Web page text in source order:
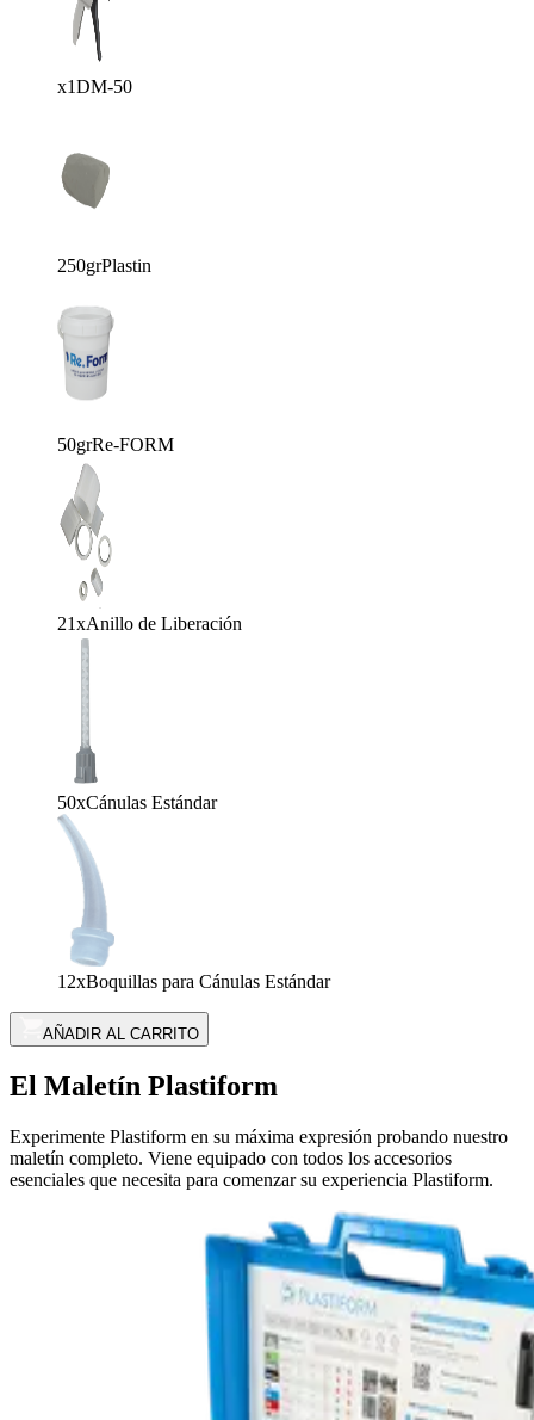
x1DM-50
250grPlastin
50grRe-FORM
21xAnillo de Liberación
50xCánulas Estándar
12xBoquillas para Cánulas Estándar
AÑADIR AL CARRITO
El Maletín Plastiform
Experimente Plastiform en su máxima expresión probando nuestro
maletín completo. Viene equipado con todos los accesorios
esenciales que necesita para comenzar su experiencia Plastiform.